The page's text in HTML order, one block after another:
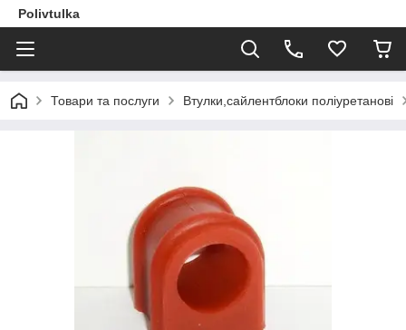
Polivtulka
Товари та послуги Втулки,сайлентблоки поліуретанові